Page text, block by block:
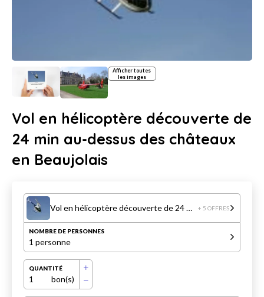
Afficher toutes
les images
Vol en hélicoptère découverte de
24 min au-dessus des châteaux
en Beaujolais
Vol en hélicoptère découverte de 24 min au-dessus des châteaux en Beaujolais + 5 OFFRES
NOMBRE DE PERSONNES
1 personne
QUANTITÉ
1 bon(s)